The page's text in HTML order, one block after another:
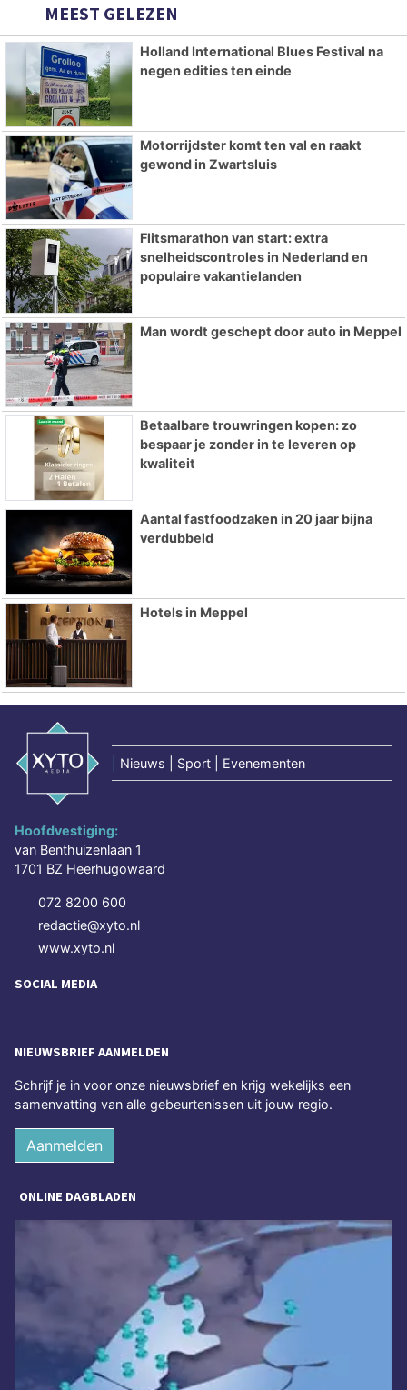
MEEST GELEZEN
Holland International Blues Festival na
negen edities ten einde
Motorrijdster komt ten val en raakt
gewond in Zwartsluis
Flitsmarathon van start: extra
snelheidscontroles in Nederland en
populaire vakantielanden
Man wordt geschept door auto in Meppel
Betaalbare trouwringen kopen: zo
bespaar je zonder in te leveren op
kwaliteit
Aantal fastfoodzaken in 20 jaar bijna
verdubbeld
Hotels in Meppel
Nieuws | Sport | Evenementen
Hoofdvestiging:
van Benthuizenlaan 1
1701 BZ Heerhugowaard
072 8200 600
redactie@xyto.nl
www.xyto.nl
SOCIAL MEDIA
NIEUWSBRIEF AANMELDEN
Schrijf je in voor onze nieuwsbrief en krijg wekelijks een
samenvatting van alle gebeurtenissen uit jouw regio.
Aanmelden
ONLINE DAGBLADEN